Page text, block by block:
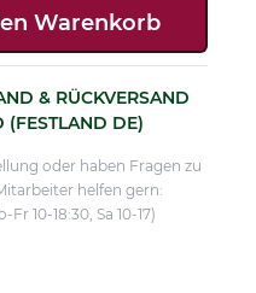
Warenkorb
& RÜCKVERSAND
DE)
oder haben Fragen zu
helfen gern:
10-18:30, Sa 10-17)